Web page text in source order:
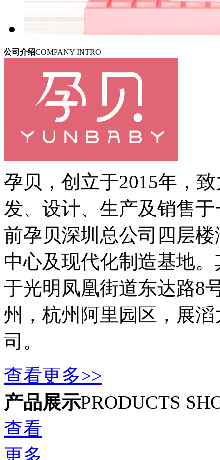
公司介绍COMPANY INTRO
孕贝，创立于2015年，
发、设计、生产及销售
前孕贝深圳总公司四层
中心及现代化制造基地
于光明凤凰街道东达路8
州，杭州阿里园区，展
司。
查看更多>>
产品展示PRODUCTS
查看
更多